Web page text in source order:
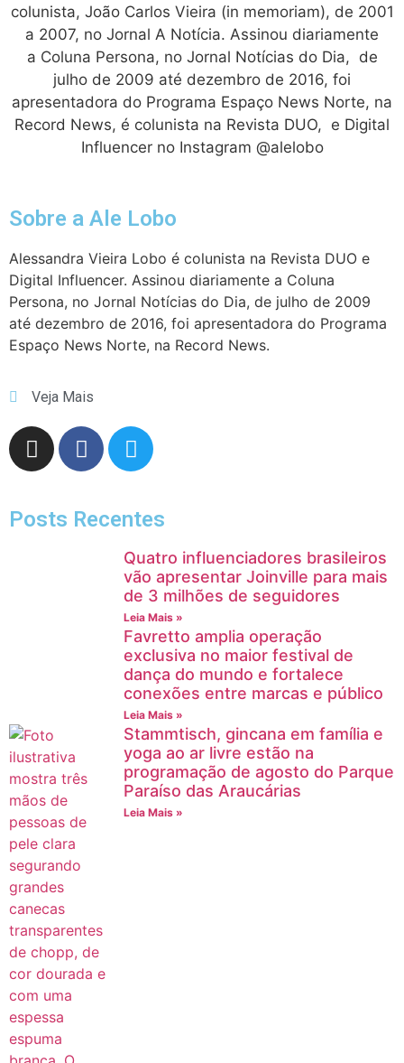
colunista, João Carlos Vieira (in memoriam), de 2001
a 2007, no Jornal A Notícia. Assinou diariamente
a Coluna Persona, no Jornal Notícias do Dia, de
julho de 2009 até dezembro de 2016, foi
apresentadora do Programa Espaço News Norte, na
Record News, é colunista na Revista DUO, e Digital
Influencer no Instagram @alelobo
Sobre a Ale Lobo
Alessandra Vieira Lobo é colunista na Revista DUO e
Digital Influencer. Assinou diariamente a Coluna
Persona, no Jornal Notícias do Dia, de julho de 2009
até dezembro de 2016, foi apresentadora do Programa
Espaço News Norte, na Record News.
Veja Mais
Posts Recentes
Quatro influenciadores brasileiros
vão apresentar Joinville para mais
de 3 milhões de seguidores
Leia Mais »
Favretto amplia operação
exclusiva no maior festival de
dança do mundo e fortalece
conexões entre marcas e público
Leia Mais »
Stammtisch, gincana em família e
yoga ao ar livre estão na
programação de agosto do Parque
Paraíso das Araucárias
Leia Mais »